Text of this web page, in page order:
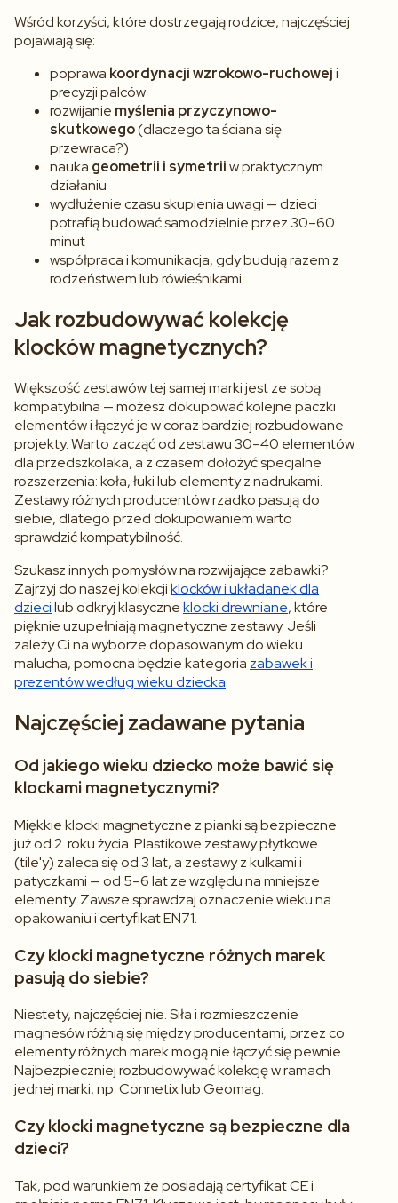
Wśród korzyści, które dostrzegają rodzice, najczęściej
pojawiają się:
poprawa koordynacji wzrokowo-ruchoweji
precyzji palców
rozwijanie myślenia przyczynowo-
skutkowego(dlaczego ta ściana się
przewraca?)
nauka geometrii i symetriiw praktycznym
działaniu
wydłużenie czasu skupienia uwagi — dzieci
potrafią budować samodzielnie przez 30–60
minut
współpraca i komunikacja, gdy budują razem z
rodzeństwem lub rówieśnikami
Jak rozbudowywać kolekcję
klocków magnetycznych?
Większość zestawów tej samej marki jest ze sobą
kompatybilna — możesz dokupować kolejne paczki
elementów i łączyć je w coraz bardziej rozbudowane
projekty. Warto zacząć od zestawu 30–40 elementów
dla przedszkolaka, a z czasem dołożyć specjalne
rozszerzenia: koła, łuki lub elementy z nadrukami.
Zestawy różnych producentów rzadko pasują do
siebie, dlatego przed dokupowaniem warto
sprawdzić kompatybilność.
Szukasz innych pomysłów na rozwijające zabawki?
Zajrzyj do naszej kolekcjiklocków i układanek dla
dziecilub odkryj klasyczneklocki drewniane, które
pięknie uzupełniają magnetyczne zestawy. Jeśli
zależy Ci na wyborze dopasowanym do wieku
malucha, pomocna będzie kategoria zabawek i
prezentów według wieku dziecka.
Najczęściej zadawane pytania
Od jakiego wieku dziecko może bawić się
klockami magnetycznymi?
Miękkie klocki magnetyczne z pianki są bezpieczne
już od 2. roku życia. Plastikowe zestawy płytkowe
(tile'y) zaleca się od 3 lat, a zestawy z kulkami i
patyczkami — od 5–6 lat ze względu na mniejsze
elementy. Zawsze sprawdzaj oznaczenie wieku na
opakowaniu i certyfikat EN71.
Czy klocki magnetyczne różnych marek
pasują do siebie?
Niestety, najczęściej nie. Siła i rozmieszczenie
magnesów różnią się między producentami, przez co
elementy różnych marek mogą nie łączyć się pewnie.
Najbezpieczniej rozbudowywać kolekcję w ramach
jednej marki, np. Connetix lub Geomag.
Czy klocki magnetyczne są bezpieczne dla
dzieci?
Tak, pod warunkiem że posiadają certyfikat CE i